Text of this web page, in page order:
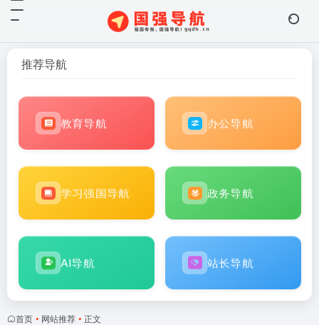
推荐导航
教育导航 办公导航
学习强国导航 政务导航
AI导航 站长导航
首页 • 网站推荐 • 正文